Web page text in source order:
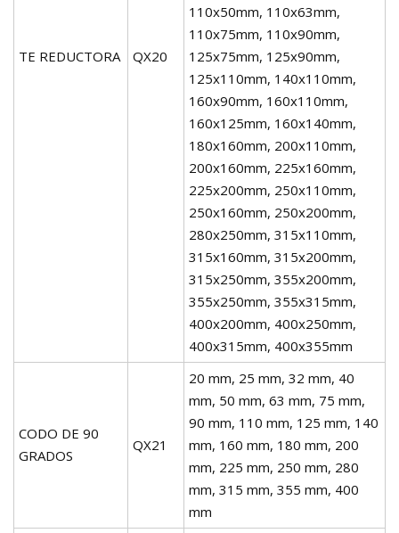
TE REDUCTORA QX20
110x50mm, 110x63mm,
110x75mm, 110x90mm,
125x75mm, 125x90mm,
125x110mm, 140x110mm,
160x90mm, 160x110mm,
160x125mm, 160x140mm,
180x160mm, 200x110mm,
200x160mm, 225x160mm,
225x200mm, 250x110mm,
250x160mm, 250x200mm,
280x250mm, 315x110mm,
315x160mm, 315x200mm,
315x250mm, 355x200mm,
355x250mm, 355x315mm,
400x200mm, 400x250mm,
400x315mm, 400x355mm
CODO DE 90
GRADOS
QX21
20 mm, 25 mm, 32 mm, 40
mm, 50 mm, 63 mm, 75 mm,
90 mm, 110 mm, 125 mm, 140
mm, 160 mm, 180 mm, 200
mm, 225 mm, 250 mm, 280
mm, 315 mm, 355 mm, 400
mm